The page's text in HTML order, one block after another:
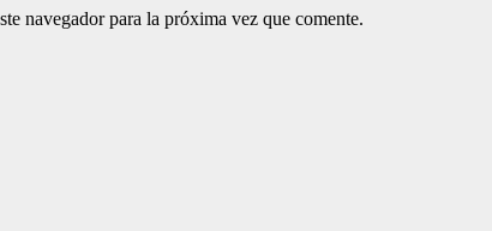
navegador para la próxima vez que comente.